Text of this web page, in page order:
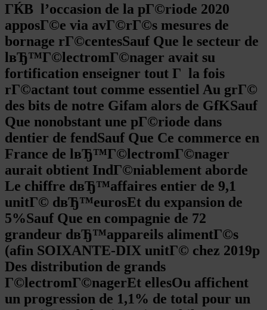
ГЌВ l’occasion de la pГ©riode 2020
apposГ©e via avГ©rГ©s mesures de
bornage rГ©centesSauf Que le secteur de
lвЂ™Г©lectromГ©nager avait su
fortification enseigner tout Г la fois
rГ©actant tout comme essentiel Au grГ©
des bits de notre Gifam alors de GfKSauf
Que nonobstant une pГ©riode dans
dentier de fendSauf Que Ce commerce en
France de lвЂ™Г©lectromГ©nager
aurait obtient IndГ©niablement aborde
Le chiffre dвЂ™affaires entier de 9,1
unitГ© dвЂ™eurosEt du expansion de
5%Sauf Que en compagnie de 72
grandeur dвЂ™appareils alimentГ©s
(afin SOIXANTE-DIX unitГ© chez 2019p
Des distribution de grands
Г©lectromГ©nagerEt ellesOu affichent
un progression de 1,1% de total pour un